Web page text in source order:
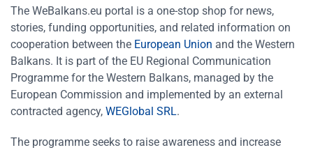
The WeBalkans.eu portal is a one-stop shop for news,
stories, funding opportunities, and related information on
cooperation between the European Union and the Western
Balkans. It is part of the EU Regional Communication
Programme for the Western Balkans, managed by the
European Commission and implemented by an external
contracted agency, WEGlobal SRL.
The programme seeks to raise awareness and increase